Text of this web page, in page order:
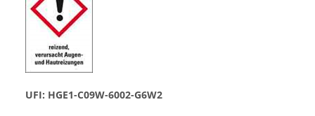
UFI: HGE1-C09W-6002-G6W2